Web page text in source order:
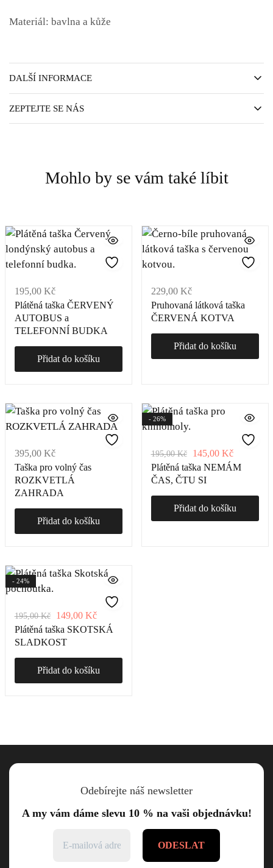
Materiál: bavlna a kůže
DALŠÍ INFORMACE
ZEPTEJTE SE NÁS
Mohlo by se vám také líbit
195,00 Kč
Plátěná taška ČERVENÝ
AUTOBUS a
TELEFONNÍ BUDKA
Přidat do košíku
229,00 Kč
Pruhovaná látková taška
ČERVENÁ KOTVA
Přidat do košíku
395,00 Kč
Taška pro volný čas
ROZKVETLÁ
ZAHRADA
Přidat do košíku
- 26%
195,00Kč 145,00 Kč
Plátěná taška NEMÁM
ČAS, ČTU SI
Přidat do košíku
- 24%
195,00Kč 149,00 Kč
Plátěná taška SKOTSKÁ
SLADKOST
Přidat do košíku
Odebírejte náš newsletter
A my vám dáme slevu 10 % na vaši objednávku!